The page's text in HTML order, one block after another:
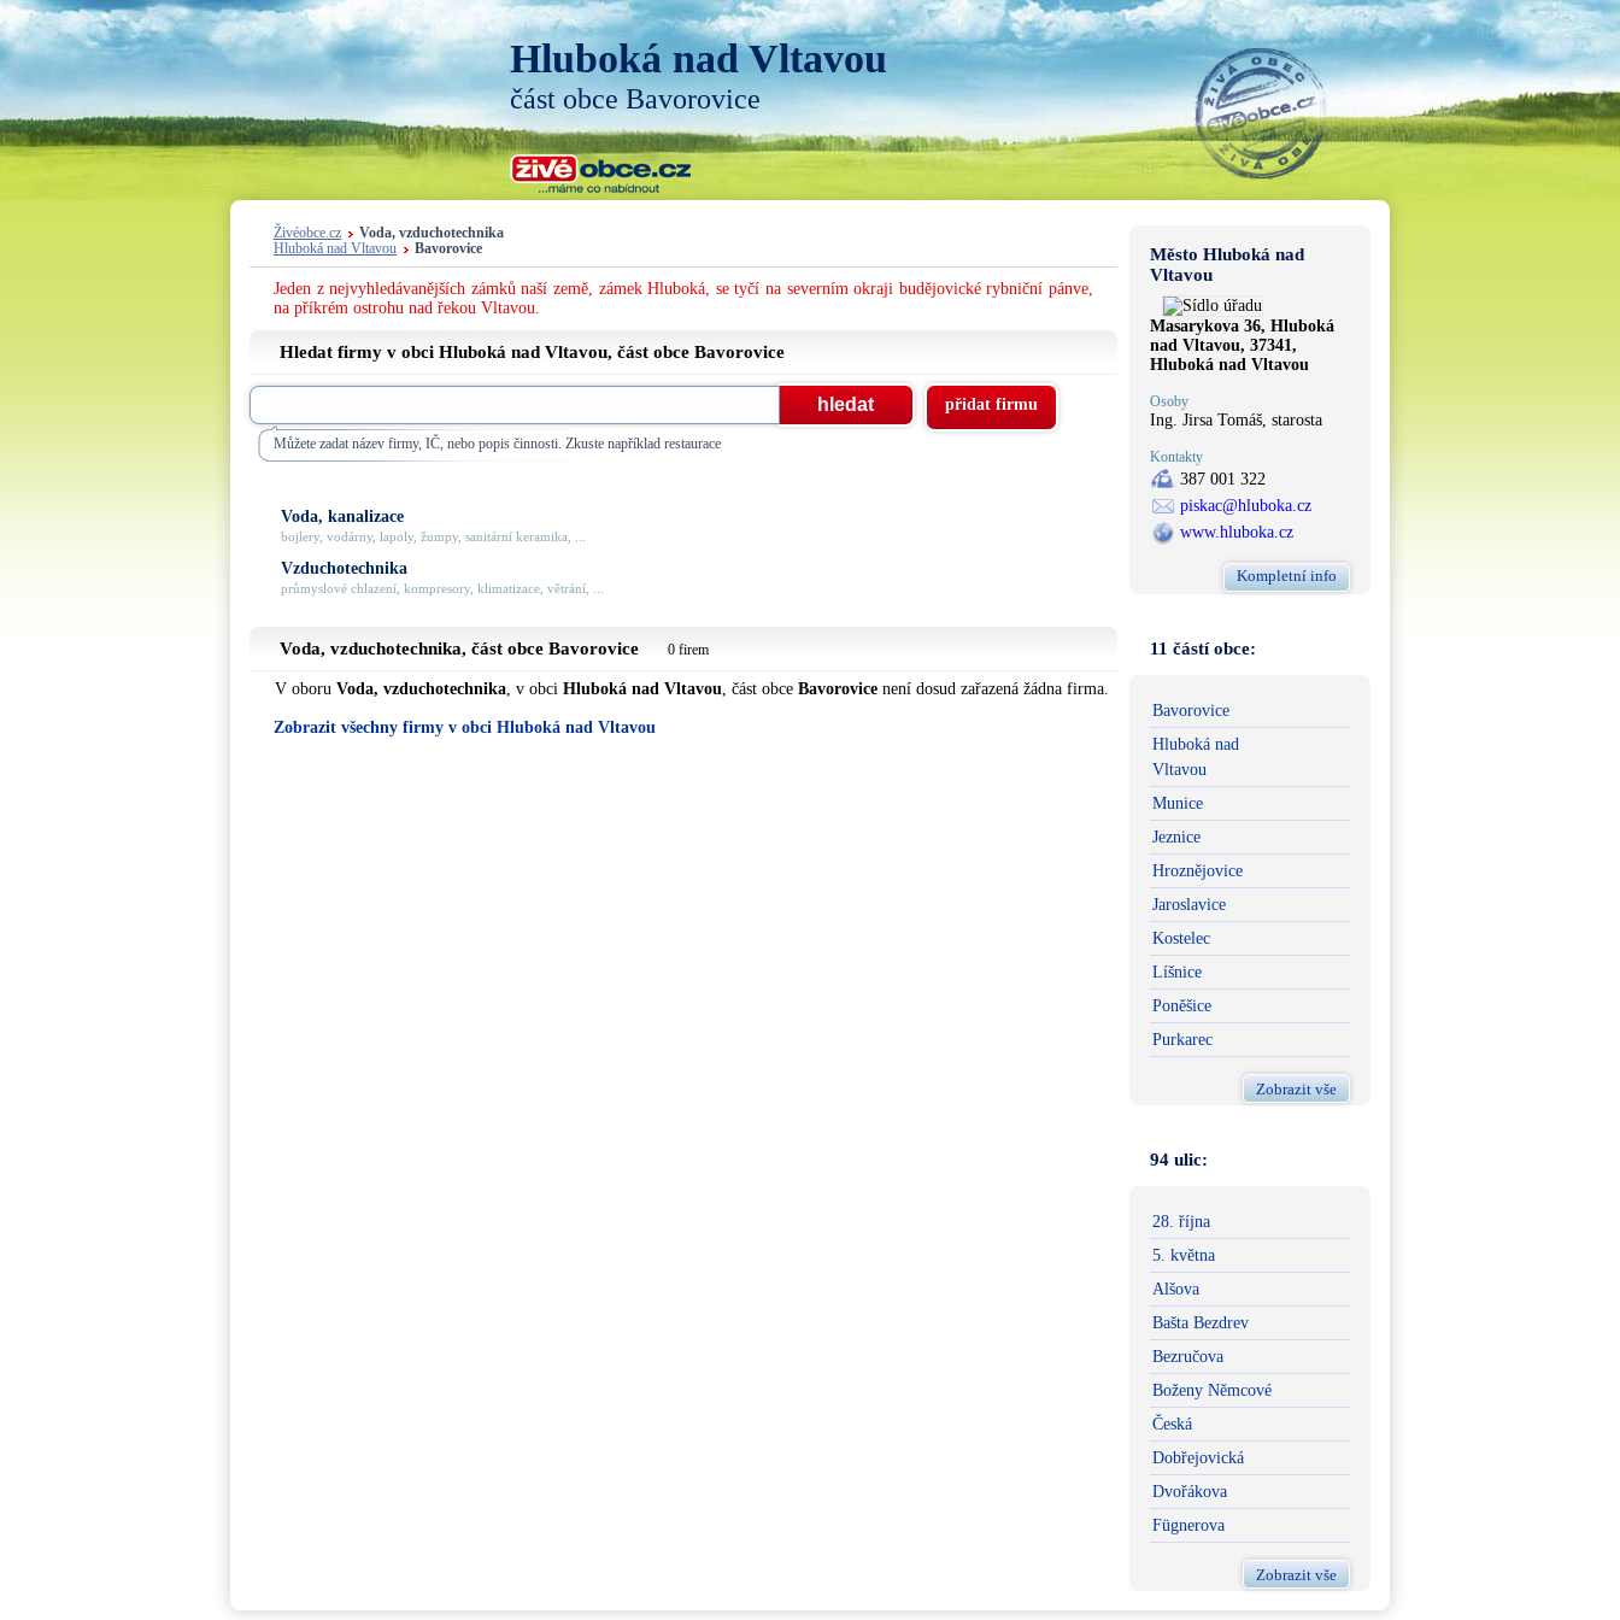
Hluboká nad Vltavou
část obce Bavorovice
Živéobce.cz
Voda, vzduchotechnika
Hluboká nad Vltavou
Bavorovice
Jeden z nejvyhledávanějších zámků naší země, zámek Hluboká, se tyčí na severním okraji budějovické rybniční pánve,
na příkrém ostrohu nad řekou Vltavou.
Hledat firmy v obci Hluboká nad Vltavou, část obce Bavorovice
Můžete zadat název firmy, IČ, nebo popis činnosti. Zkuste například restaurace
přidat firmu
Voda, kanalizace
bojlery, vodárny, lapoly, žumpy, sanitární keramika, ...
Vzduchotechnika
průmyslové chlazení, kompresory, klimatizace, větrání, ...
Voda, vzduchotechnika, část obce Bavorovice 0 firem
V oboru Voda, vzduchotechnika, v obci Hluboká nad Vltavou, část obce Bavorovice není dosud zařazená žádna firma.
Zobrazit všechny firmy v obci Hluboká nad Vltavou
Město Hluboká nad
Vltavou
Masarykova 36, Hluboká
nad Vltavou, 37341,
Hluboká nad Vltavou
Osoby
Ing. Jirsa Tomáš, starosta
Kontakty
387 001 322
piskac@hluboka.cz
www.hluboka.cz
Kompletní info
11 částí obce:
Bavorovice
Hluboká nad
Vltavou
Munice
Jeznice
Hroznějovice
Jaroslavice
Kostelec
Líšnice
Poněšice
Purkarec
Zobrazit vše
94 ulic:
28. října
5. května
Alšova
Bašta Bezdrev
Bezručova
Boženy Němcové
Česká
Dobřejovická
Dvořákova
Fügnerova
Zobrazit vše